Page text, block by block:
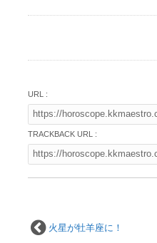
URL :
TRACKBACK URL :
火星が牡羊座に！